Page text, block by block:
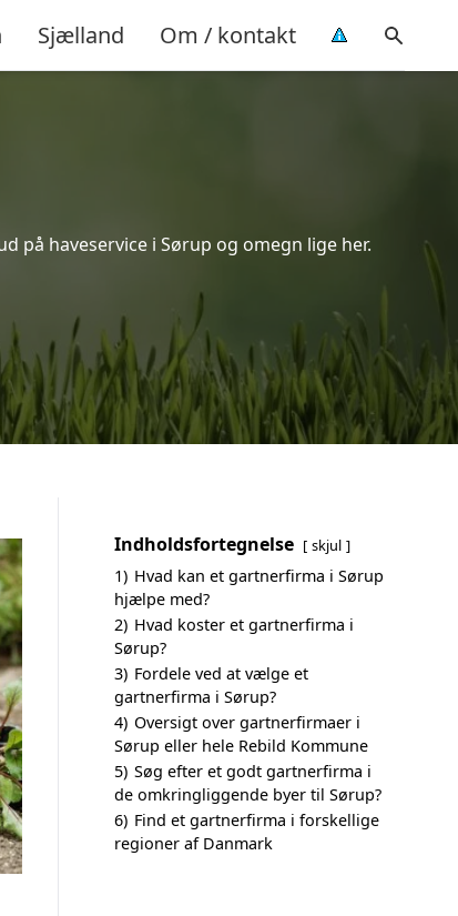
Sjælland Om / kontakt
på haveservice i Sørup og omegn lige her.
Indholdsfortegnelse skjul
1) Hvad kan et gartnerfirma i Sørup
hjælpe med?
2) Hvad koster et gartnerfirma i
Sørup?
3) Fordele ved at vælge et
gartnerfirma i Sørup?
4) Oversigt over gartnerfirmaer i
Sørup eller hele Rebild Kommune
5) Søg efter et godt gartnerfirma i
de omkringliggende byer til Sørup?
6) Find et gartnerfirma i forskellige
regioner af Danmark